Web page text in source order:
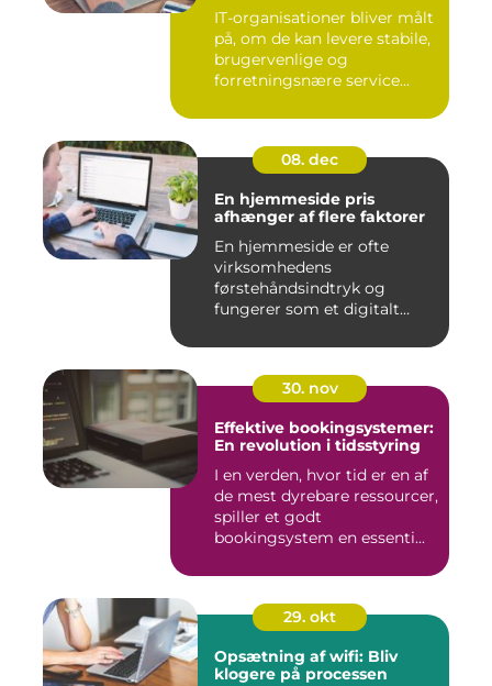
IT-organisationer bliver målt
på, om de kan levere stabile,
brugervenlige og
forretningsnære service...
08. dec
En hjemmeside pris
afhænger af flere faktorer
En hjemmeside er ofte
virksomhedens
førstehåndsindtryk og
fungerer som et digitalt
30. nov
Effektive bookingsystemer:
En revolution i tidsstyring
I en verden, hvor tid er en af
de mest dyrebare ressourcer,
spiller et godt
bookingsystem en essenti...
29. okt
Opsætning af wifi: Bliv
klogere på processen